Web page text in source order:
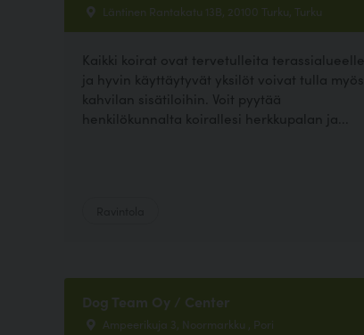
Läntinen Rantakatu 13B, 20100 Turku, Turku
Kaikki koirat ovat tervetulleita terassialueelle
ja hyvin käyttäytyvät yksilöt voivat tulla myös
kahvilan sisätiloihin. Voit pyytää
henkilökunnalta koirallesi herkkupalan ja...
Dog Team Oy / Center
Ampeerikuja 3, Noormarkku , Pori